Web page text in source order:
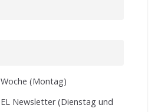
(Montag)
Newsletter (Dienstag und